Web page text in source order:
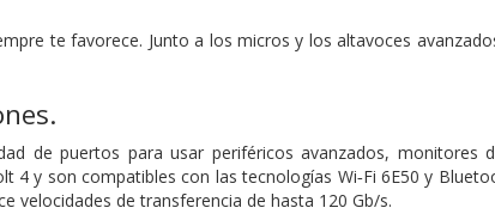
te favorece. Junto a los micros y los altavoces
de puertos para usar periféricos avanzados, monitores
4 y son compatibles con las tecnologías Wi‑Fi 6E50 y
velocidades de transferencia de hasta 120 Gb/s.